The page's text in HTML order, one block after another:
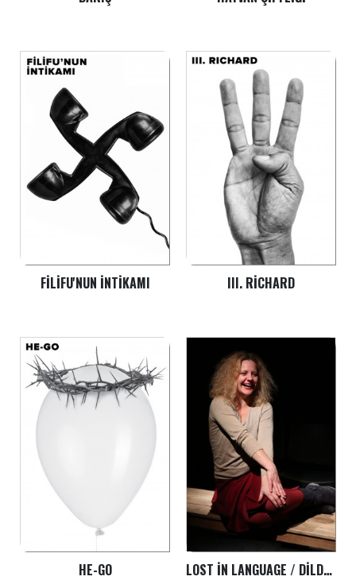
FILIFU'NUN İNTIKAMI III. RICHARD
HE-GO LOST IN LANGUAGE / DILDE KAYBOLUŞ